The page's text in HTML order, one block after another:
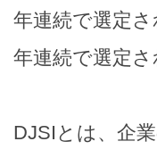
年連続で選定
年連続で選定さ
DJSIとは、企